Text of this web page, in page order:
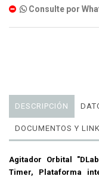
Consulte por
DESCRIPCIÓN
DOCUMENTOS Y
Agitador Orbital
Timer, Plataforma